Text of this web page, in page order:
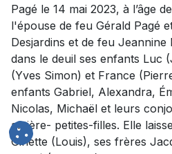
Pagé le 14 mai 2023, à l’âge
l'épouse de feu Gérald Pagé
Desjardins et de feu Jeannine
dans le deuil ses enfants Luc
(Yves Simon) et France
enfants Gabriel, Alexandra,
Nicolas, Michaël et leurs
arrière- petites-filles. Elle
Ginette (Louis), ses frères